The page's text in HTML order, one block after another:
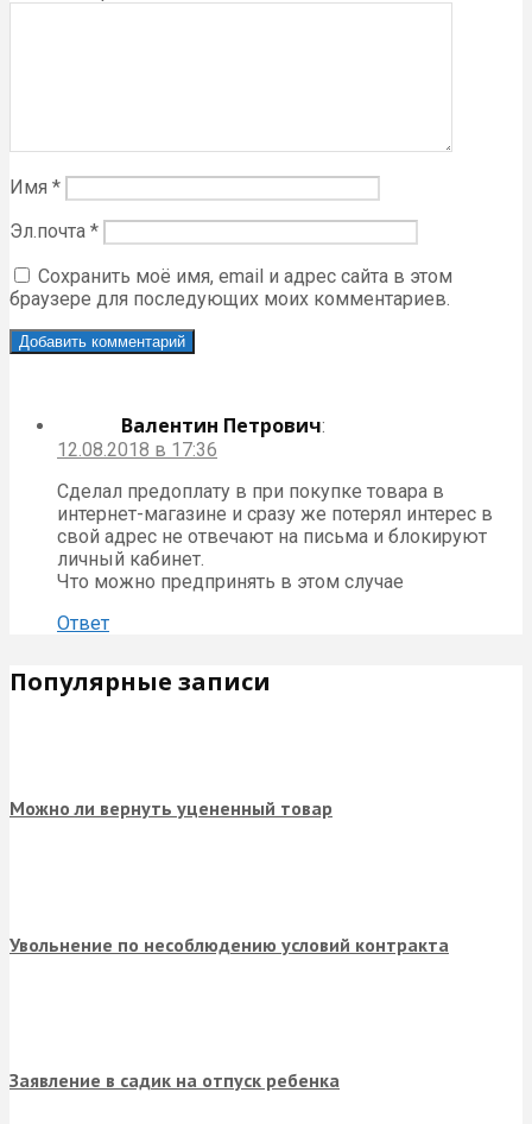
Имя *
Эл.почта *
Сохранить моё имя, email и адрес сайта в этом
браузере для последующих моих комментариев.
Валентин Петрович:
12.08.2018 в 17:36
Сделал предоплату в при покупке товара в
интернет-магазине и сразу же потерял интерес в
свой адрес не отвечают на письма и блокируют
личный кабинет.
Что можно предпринять в этом случае
Ответ
Популярные записи
Можно ли вернуть уцененный товар
Увольнение по несоблюдению условий контракта
Заявление в садик на отпуск ребенка